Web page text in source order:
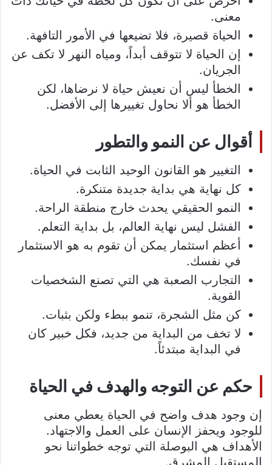
معنى.
الحياة قصيرة، فلا تضيعها في الأمور التافهة.
إن الحياة لا تتوقف أبداً، ومياه النهر لا تكف عن
الجريان.
الخطأ ليس أن نعيش حياة لا نرضاها، لكن
الخطأ هو ألا نحاول تغييرها إلى الأفضل.
أقوال عن النمو والتطور
التغيير هو القانون الوحيد الثابت في الحياة.
كل نهاية هي بداية جديدة متنكرة.
النمو الحقيقي يحدث خارج منطقة الراحة.
الفشل ليس نهاية العالم، بل بداية التعلم.
أعظم استثمار يمكن أن تقوم به هو الاستثمار
في نفسك.
التجارب الصعبة هي التي تصنع الشخصيات
القوية.
كن مثل الشجرة، تنمو ببطء ولكن بثبات.
لا تخف من البداية من جديد، فكل خبير كان
في البداية مبتدئاً.
حكم عن التوجه والهدف في الحياة
إن وجود هدف واضح في الحياة يعطي معنى
للوجود ويحفز الإنسان على العمل والاجتهاد.
الأهداف هي البوصلة التي توجه خطواتنا نحو